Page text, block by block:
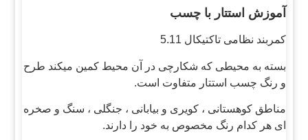
آموزش استتار با چسب
کمربند نظامی تاکتیکال 5.11
بسته به محیطی که شکارچی در آن محیط کمین میکند طرح
و رنگ چسب استتار متفاوت است.
مناطق کوهستانی ، کویری و بیابانی ، جنگلی ، سنگ و صخره
ای هر کدام رنگ مخصوص به خود را دارند.